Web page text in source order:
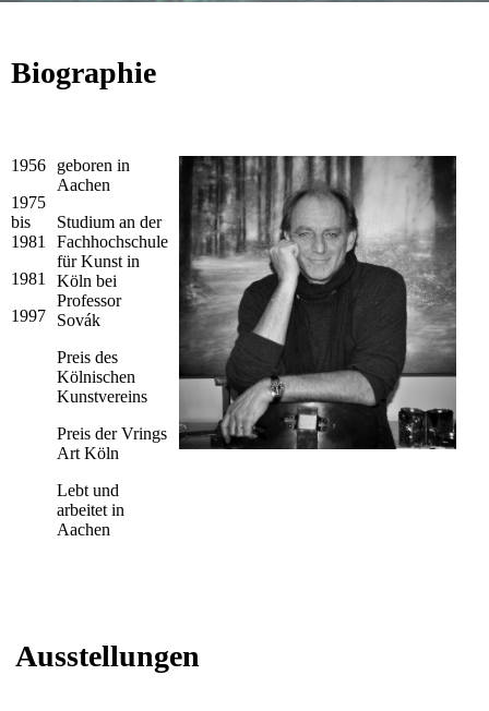
Biographie
1956
1975
bis
1981
1981
1997
geboren in
Aachen
Studium an der
Fachhochschule
für Kunst in
Köln bei
Professor
Sovák
Preis des
Kölnischen
Kunstvereins
Preis der Vrings
Art Köln
Lebt und
arbeitet in
Aachen
Ausstellungen